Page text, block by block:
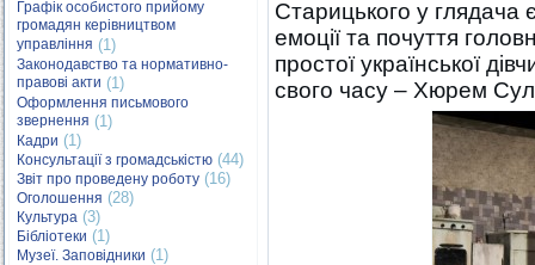
Графік особистого прийому
громадян керівництвом
управління (1)
Законодавство та нормативно-
правові акти (1)
Оформлення письмового
звернення (1)
Кадри (1)
Консультації з громадськістю (44)
Звіт про проведену роботу (16)
Оголошення (28)
Культура (3)
Бібліотеки (1)
Музеї. Заповідники (1)
Старицького у глядача
емоції та почуття
простої української
свого часу – Хюрем